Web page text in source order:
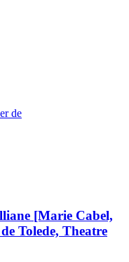
de
[Marie Cabel,
Tolede, Theatre